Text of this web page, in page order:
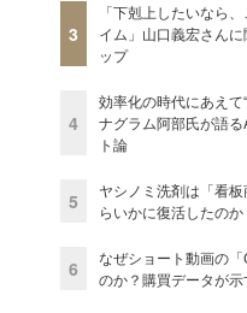
3
「下剋上したいなら
イム」山口義宏さん
ップ
4
効率化の時代にあえ
ナグラム阿部氏が語
ト論
5
ヤシノミ洗剤は「看
らいかに復活したの
6
なぜショート動画の
のか？購買データが